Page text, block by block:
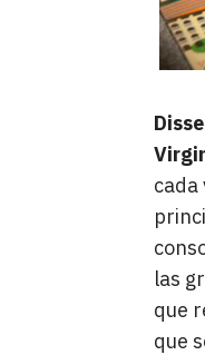
cada
las
que
que